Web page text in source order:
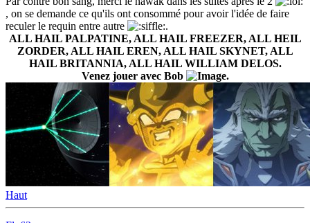
, on se demande ce qu'ils ont consommé pour avoir l'idée de faire
reculer le requin entre autre
.
ALL HAIL PALPATINE, ALL HAIL FREEZER, ALL HEIL
ZORDER, ALL HAIL EREN, ALL HAIL SKYNET, ALL
HAIL BRITANNIA, ALL HAIL WILLIAM DELOS.
Venez jouer avec Bob
.
Haut